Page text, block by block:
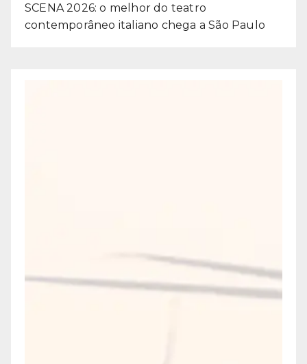
SCENA 2026: o melhor do teatro
contemporâneo italiano chega a São Paulo